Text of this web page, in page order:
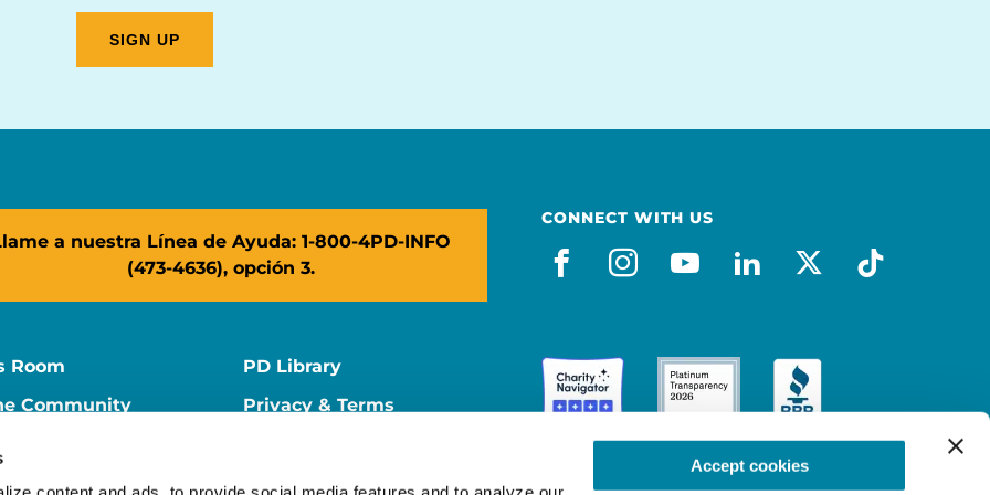
Accept cookies
a nuestra Línea de Ayuda: 1-800-4PD-INFO
(473-4636), opción 3.
CONNECT WITH US
facebook_es
instagram
youtube
linkedin
x-socialtiktok
Room
Community
PD Library
Privacy & Terms
Supporter Center